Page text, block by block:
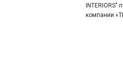
INTERIORS"
компании